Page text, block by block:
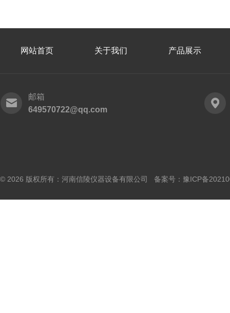
网站首页 关于我们 产品展示
邮箱
649570722@qq.com
© 2026 版权所有：河南信陵仪器设备有限公司 备案号： 豫ICP备